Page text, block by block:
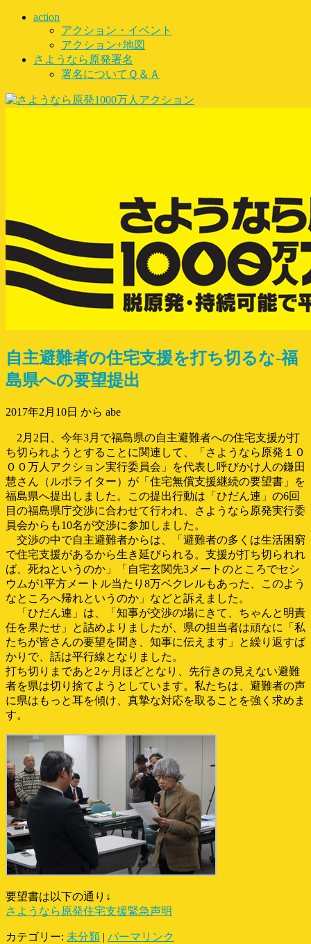
action
アクション・イベント
アクション+地図
さようなら原発署名
署名についてＱ＆Ａ
自主避難者の住宅支援を打ち切るな‐福
島県への要望提出
2017年2月10日 から abe
2月2日、今年3月で福島県の自主避難者への住宅支援が打
ち切られようとすることに関連して、「さようなら原発１０
００万人アクション実行委員会」を代表し呼びかけ人の鎌田
慧さん（ルポライター）が「住宅無償支援継続の要望書」を
福島県へ提出しました。この提出行動は「ひだん連」の6回
目の福島県庁交渉に合わせて行われ、さようなら原発実行委
員会からも10名が交渉に参加しました。
交渉の中で自主避難者からは、「避難者の多くは生活困窮
で住宅支援があるから生き延びられる。支援が打ち切られれ
ば、死ねというのか」「自宅玄関先3メートのところでセシ
ウムが1平方メートル当たり8万ベクレルもあった、このよう
なところへ帰れというのか」などと訴えました。
「ひだん連」は、「知事が交渉の場にきて、ちゃんと明責
任を果たせ」と詰めよりましたが、県の担当者は頑なに「私
たちが皆さんの要望を聞き、知事に伝えます」と繰り返すば
かりで、話は平行線となりました。
打ち切りまであと2ヶ月ほどとなり、先行きの見えない避難
者を県は切り捨てようとしています。私たちは、避難者の声
に県はもっと耳を傾け、真摯な対応を取ることを強く求めま
す。
要望書は以下の通り↓
さようなら原発住宅支援緊急声明
カテゴリー: 未分類 | パーマリンク